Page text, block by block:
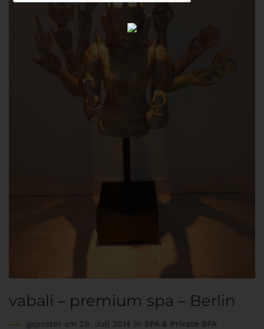
vabali – premium spa – Berlin
gepostet am 29. Juli 2014 in SPA & Private SPA